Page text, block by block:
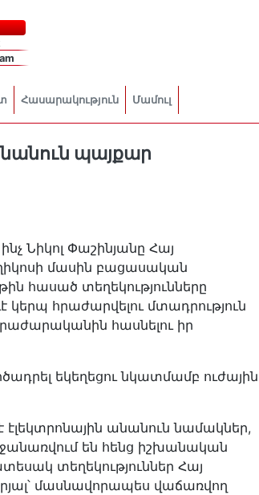
Հասարակություն Մամուլ
պայքար
Նիկոլ Փաշինյանը Հայ
մասին բացասական
հասած տեղեկությունները
հրաժարվելու մտադրություն
հասնելու իր
եկեղեցու նկատմամբ ուժային
էլեկտրոնային անանուն նամակներ,
են հենց իշխանական
տեղեկություններ Հայ
մասնավորապես վաճառվող